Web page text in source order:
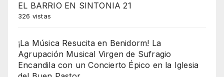
EL BARRIO EN SINTONIA 21
326 vistas
¡La Música Resucita en Benidorm! La
Agrupación Musical Virgen de Sufragio
Encandila con un Concierto Épico en la Iglesia